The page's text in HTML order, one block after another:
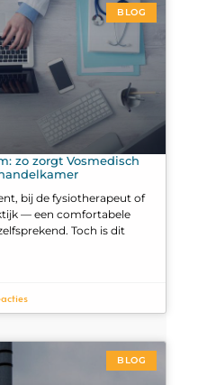
BLOG
zo zorgt Vosmedisch
bij de fysiotherapeut of
— een comfortabele
Toch is dit
BLOG